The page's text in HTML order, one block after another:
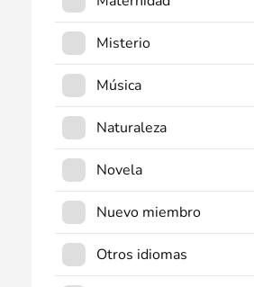
Misterio
Música
Naturaleza
Novela
Nuevo miembro
Otros idiomas